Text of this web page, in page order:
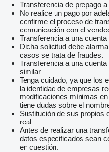
Transferencia de prepago a
No realice un pago por
confirme el proceso de
comunicación con el
Transferencia a una cuenta
Dicha solicitud debe
casos se trata de fraudes.
Transferencia a una
similar
Tenga cuidado, ya que los
la identidad de empresas
modificaciones mínimas
tiene dudas sobre el
Sustitución de sus propios
real
Antes de realizar una
datos especificados sean
en cuestión.